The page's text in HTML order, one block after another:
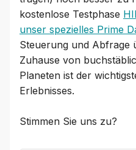
kostenlose Testphase
unser spezielles Prime
Steuerung und Abfrage
Zuhause von
Planeten ist der
Erlebnisses.
Stimmen Sie uns zu?